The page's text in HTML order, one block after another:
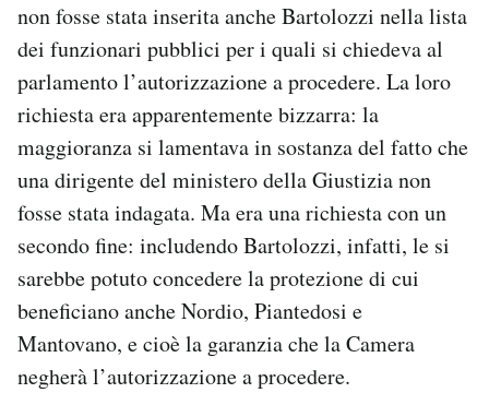
non fosse stata inserita anche Bartolozzi nella lista
dei funzionari pubblici per i quali si chiedeva al
parlamento l’autorizzazione a procedere. La loro
richiesta era apparentemente bizzarra: la
maggioranza si lamentava in sostanza del fatto che
una dirigente del ministero della Giustizia non
fosse stata indagata. Ma era una richiesta con un
secondo fine: includendo Bartolozzi, infatti, le si
sarebbe potuto concedere la protezione di cui
beneficiano anche Nordio, Piantedosi e
Mantovano, e cioè la garanzia che la Camera
negherà l’autorizzazione a procedere.